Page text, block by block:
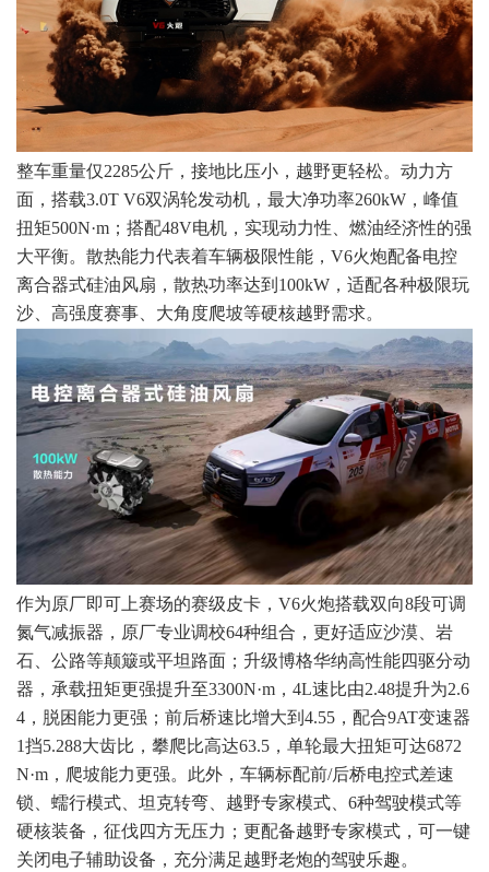
整车重量仅2285公斤，接地比压小，越野更轻松。动力方
面，搭载3.0T V6双涡轮发动机，最大净功率260kW，峰值
扭矩500N·m；搭配48V电机，实现动力性、燃油经济性的强
大平衡。散热能力代表着车辆极限性能，V6火炮配备电控
离合器式硅油风扇，散热功率达到100kW，适配各种极限玩
沙、高强度赛事、大角度爬坡等硬核越野需求。
作为原厂即可上赛场的赛级皮卡，V6火炮搭载双向8段可调
氮气减振器，原厂专业调校64种组合，更好适应沙漠、岩
石、公路等颠簸或平坦路面；升级博格华纳高性能四驱分动
器，承载扭矩更强提升至3300N·m，4L速比由2.48提升为2.6
4，脱困能力更强；前后桥速比增大到4.55，配合9AT变速器
1挡5.288大齿比，攀爬比高达63.5，单轮最大扭矩可达6872
N·m，爬坡能力更强。此外，车辆标配前/后桥电控式差速
锁、蠕行模式、坦克转弯、越野专家模式、6种驾驶模式等
硬核装备，征伐四方无压力；更配备越野专家模式，可一键
关闭电子辅助设备，充分满足越野老炮的驾驶乐趣。